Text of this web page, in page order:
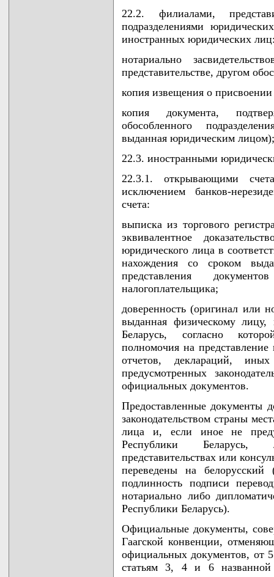
22.2. филиалами,
подразделениями
иностранных юридических
нотариально
представительстве, другом
копия извещения о
копия документа,
обособленного
выданная юридическим лицом);
22.3. иностранными
22.3.1. открывающими
исключением банков-
счета:
выписка из торгового
эквивалентное
юридического лица в
нахождения со сроком
представления
налогоплательщика;
доверенность (оригинал или
выданная физическому
Беларусь, согласно
полномочия на
отчетов, деклараций,
предусмотренных
официальных документов.
Предоставленные документы
законодательством страны
лица и, если иное не
Республики Беларусь,
представительствах или
переведены на белорусский
подлинность подписи
нотариально либо
Республики Беларусь).
Официальные документы,
Гаагской конвенции,
официальных документов, от 5
статьям 3, 4 и 6